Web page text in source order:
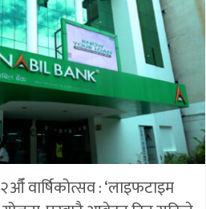
वार्षिकोत्सव : ‘लाइफटाइम